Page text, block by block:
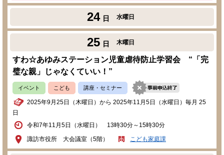
24 日 水曜日
25 日 木曜日
すわ☆あゆみステーション児童虐待防止学習会 “「完
璧な親」じゃなくていい！”
イベント こども 講座・セミナー
2025年9月25日（木曜日）から 2025年11月5日（水曜日）毎月 25
日
令和7年11月5日（水曜日） 13時30分～15時30分
諏訪市役所 大会議室（5階）
こども家庭課